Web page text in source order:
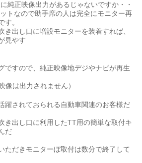
純正映像出力があるじゃないですか・・
トなので助手席の人は完全にモニター再
す。
き出し口に増設モニターを装着すれば、
見やす
ですので、純正映像地デジやナビが再生
像は出力されません）
躍されておられる自動車関連のお客様だ
き出し口に利用したTT用の簡単な取付キ
だ
ただきモニターぼ取付は数分で終了して